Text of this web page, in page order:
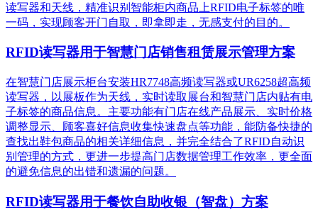
读写器和天线，精准识别​智能柜内商品上RFID电子标签的唯
一码，实现顾客开门自取，即拿即走，无感支付的目的。
RFID读写器用于智慧门店销售租赁展示管理方案
在智慧门店展示柜台安装HR7748高频读写器或UR6258超高频
读写器，以展板作为天线，实时读取展台和智慧门店内贴有电
子标签的商品信息。主要功能有门店在线产品展示、实时价格
调整显示、顾客喜好信息收集快速盘点等功能，能防备快捷的
查找出鞋包商品的相关详细信息，并完全结合了RFID自动识
别管理的方式，更进一步提高门店数据管理工作效率，更全面
的避免信息的出错和遗漏的问题。
RFID读写器用于餐饮自助收银（智盘）方案